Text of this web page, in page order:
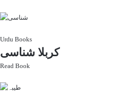
Urdu Books
کربلا شناسی
Read Book